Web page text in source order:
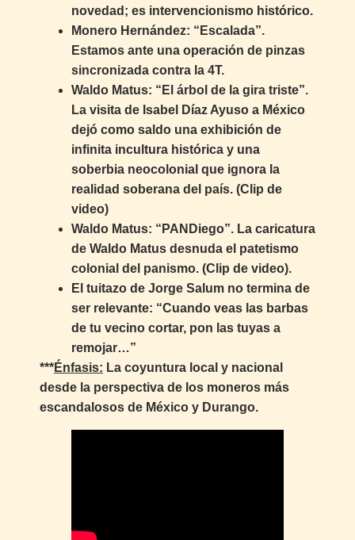
novedad; es intervencionismo histórico.
Monero Hernández: “Escalada”.
Estamos ante una operación de pinzas
sincronizada contra la 4T.
Waldo Matus: “El árbol de la gira triste”.
La visita de Isabel Díaz Ayuso a México
dejó como saldo una exhibición de
infinita incultura histórica y una
soberbia neocolonial que ignora la
realidad soberana del país. (Clip de
video)
Waldo Matus: “PANDiego”. La caricatura
de Waldo Matus desnuda el patetismo
colonial del panismo. (Clip de video).
El tuitazo de Jorge Salum no termina de
ser relevante: “Cuando veas las barbas
de tu vecino cortar, pon las tuyas a
remojar…”
***Énfasis: La coyuntura local y nacional
desde la perspectiva de los moneros más
escandalosos de México y Durango.